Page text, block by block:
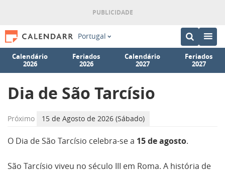
Portugal
Calendário
2026
Feriados
2026
Calendário
2027
Feriados
2027
Dia de São Tarcísio
Próximo 15 de Agosto de 2026 (Sábado)
O Dia de São Tarcísio celebra-se a 15 de agosto.
São Tarcísio viveu no século III em Roma. A história de